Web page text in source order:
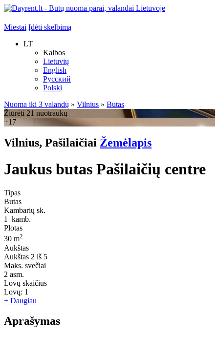
Miestai Įdėti skelbimą
LT
Kalbos
Lietuvių
English
Русский
Polski
Nuoma iki 3 valandų » Vilnius » Butas
Žiūrėti 21 nuotraukų
+17
Vilnius, Pašilaičiai Žemėlapis
Jaukus butas Pašilaičių centre
Tipas
Butas
Kambarių sk.
1
kamb.
Plotas
30 m2
Aukštas
Aukštas 2 iš 5
Maks. svečiai
2 asm.
Lovų skaičius
Lovų: 1
+ Daugiau
Aprašymas